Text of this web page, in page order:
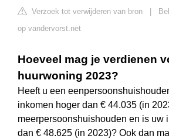
Verzoek tot verwijderen van bron
op vandervorst.net
Hoeveel mag je verdienen
huurwoning 2023?
Heeft u een
inkomen hoger dan € 44.035 (in
meerpersoonshuishouden en is uw
dan € 48.625 (in 2023)? Ook dan